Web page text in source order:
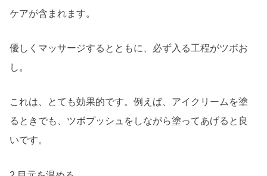
ケアが含まれます。
優しくマッサージするとともに、必ず入る工程がツボお
し。
これは、とても効果的です。例えば、アイクリームを塗
るときでも、ツボプッシュをしながら塗ってあげると良
いです。